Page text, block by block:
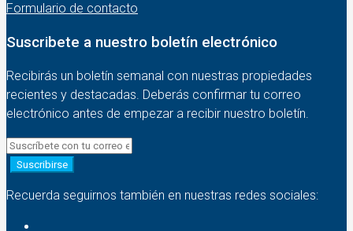
Formulario de contacto
Suscribete a nuestro boletín electrónico
Recibirás un boletín semanal con nuestras propiedades
recientes y destacadas. Deberás confirmar tu correo
electrónico antes de empezar a recibir nuestro boletín.
Suscribirse
Recuerda seguirnos también en nuestras redes sociales: